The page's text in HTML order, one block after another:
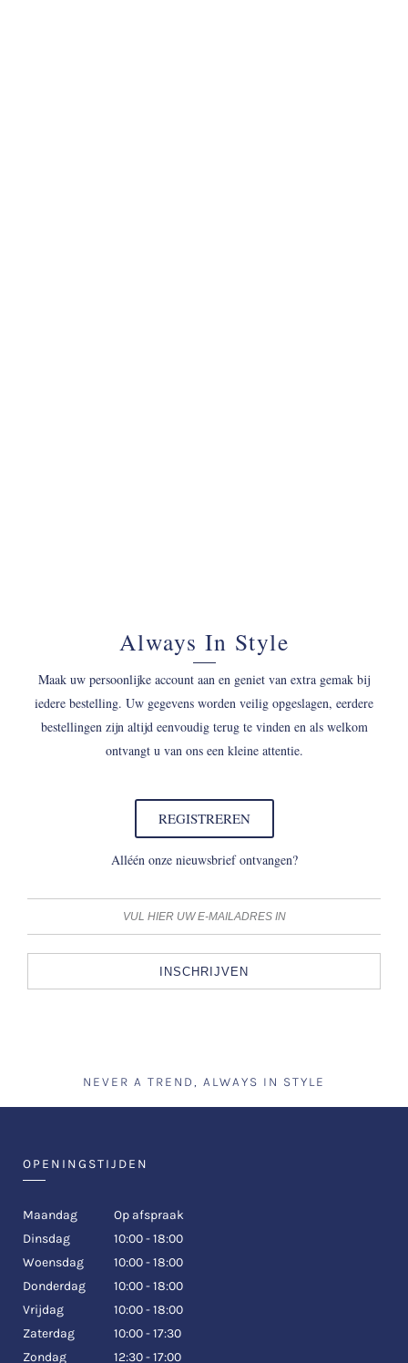
Always In Style
Maak uw persoonlijke account aan en geniet van extra gemak bij
iedere bestelling. Uw gegevens worden veilig opgeslagen, eerdere
bestellingen zijn altijd eenvoudig terug te vinden en als welkom
ontvangt u van ons een kleine attentie.
REGISTREREN
Alléén onze nieuwsbrief ontvangen?
INSCHRIJVEN
NEVER A TREND, ALWAYS IN STYLE
OPENINGSTIJDEN
Maandag
Op afspraak
Dinsdag
10:00 - 18:00
Woensdag
10:00 - 18:00
Donderdag
10:00 - 18:00
Vrijdag
10:00 - 18:00
Zaterdag
10:00 - 17:30
Zondag
12:30 - 17:00